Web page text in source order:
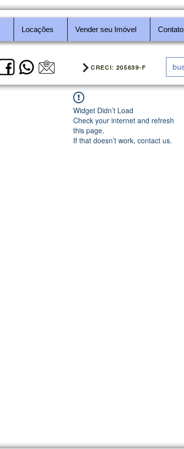
Locações Vender seu Imóvel Contato
CRECI: 205639-F
Widget Didn’t Load
Check your internet and refresh
this page.
If that doesn’t work, contact us.